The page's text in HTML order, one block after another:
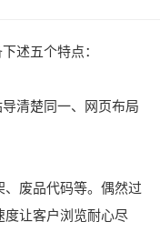
述五个特点：
清楚同一、网页布局
废品代码等。偶然过
度让客户浏览耐心尽